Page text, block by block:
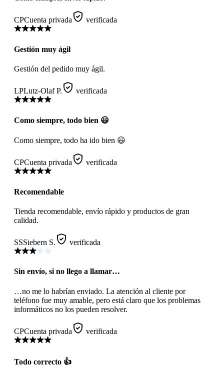
CPCuenta privada verificada
Gestión muy ágil
Gestión del pedido muy ágil.
LPLutz-Olaf P. verificada
Como siempre, todo bien 😃
Como siempre, todo ha ido bien 😃
CPCuenta privada verificada
Recomendable
Tienda recomendable, envío rápido y productos de gran
calidad.
SSSiebern S. verificada
Sin envío, si no llego a llamar…
…no me lo habrían enviado. La atención al cliente por
teléfono fue muy amable, pero está claro que los problemas
informáticos no los pueden resolver.
CPCuenta privada verificada
Todo correcto 👍